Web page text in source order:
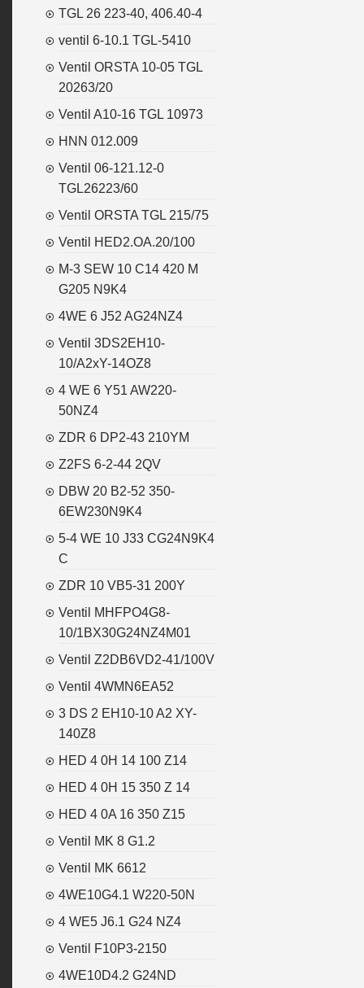
TGL 26 223-40, 406.40-4
ventil 6-10.1 TGL-5410
Ventil ORSTA 10-05 TGL
20263/20
Ventil A10-16 TGL 10973
HNN 012.009
Ventil 06-121.12-0
TGL26223/60
Ventil ORSTA TGL 215/75
Ventil HED2.OA.20/100
M-3 SEW 10 C14 420 M
G205 N9K4
4WE 6 J52 AG24NZ4
Ventil 3DS2EH10-
10/A2xY-14OZ8
4 WE 6 Y51 AW220-
50NZ4
ZDR 6 DP2-43 210YM
Z2FS 6-2-44 2QV
DBW 20 B2-52 350-
6EW230N9K4
5-4 WE 10 J33 CG24N9K4
C
ZDR 10 VB5-31 200Y
Ventil MHFPO4G8-
10/1BX30G24NZ4M01
Ventil Z2DB6VD2-41/100V
Ventil 4WMN6EA52
3 DS 2 EH10-10 A2 XY-
140Z8
HED 4 0H 14 100 Z14
HED 4 0H 15 350 Z 14
HED 4 0A 16 350 Z15
Ventil MK 8 G1.2
Ventil MK 6612
4WE10G4.1 W220-50N
4 WE5 J6.1 G24 NZ4
Ventil F10P3-2150
4WE10D4.2 G24ND